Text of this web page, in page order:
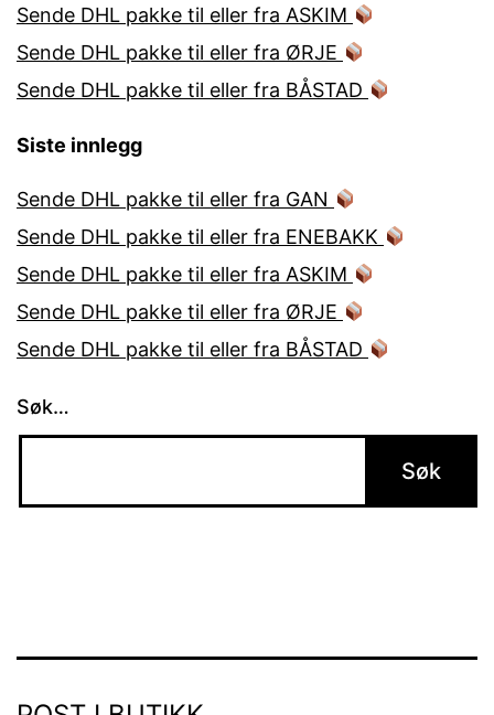
Sende DHL pakke til eller fra ASKIM
Sende DHL pakke til eller fra ØRJE
Sende DHL pakke til eller fra BÅSTAD
Siste innlegg
Sende DHL pakke til eller fra GAN
Sende DHL pakke til eller fra ENEBAKK
Sende DHL pakke til eller fra ASKIM
Sende DHL pakke til eller fra ØRJE
Sende DHL pakke til eller fra BÅSTAD
Søk…